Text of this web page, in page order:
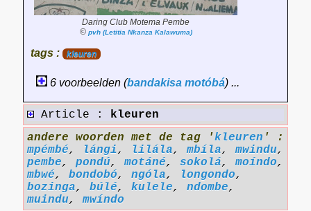
Daring Club Motema Pembe
© pvh (Letitia Nkanza Kalawuma)
tags : kleuren
6 voorbeelden (bandakisa motóbá) ...
Article : kleuren
andere woorden met de tag 'kleuren ' :
mpémbé, lángi, lilála,mbíla,mwindu,
pembe, pondú,motáné, sokolá,moíndo,
mbwé, bondobó, ngóla, longondo,
bozinga, búlé, kulele, ndombe,
muindu,mwíndo